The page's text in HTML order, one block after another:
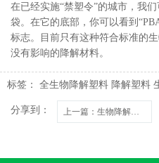
在已经实施“禁塑令”的城市，我
袋。在它的底部，你可以看到
标志。目前只有这种符合标准的
没有影响的降解材料。
标签： 全生物降解塑料 降解塑料
分享到： 上一篇 ：生物降解胶袋行业标准是什么？